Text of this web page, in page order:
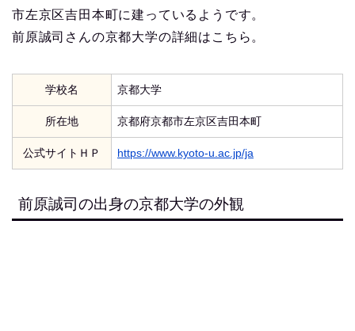
市左京区吉田本町に建っているようです。
前原誠司さんの京都大学の詳細はこちら。
学校名 京都大学
所在地 京都府京都市左京区吉田本町
公式サイトＨＰ https://www.kyoto-u.ac.jp/ja
前原誠司の出身の京都大学の外観